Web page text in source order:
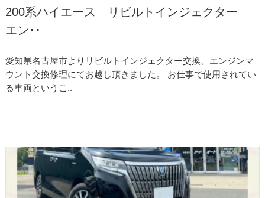
200系ハイエース リビルトインジェクター
エン･･
愛知県名古屋市よりリビルトインジェクター交換、エンジンマ
ウント交換修理にてお越し頂きました。 お仕事で使用されてい
る車両というこ..